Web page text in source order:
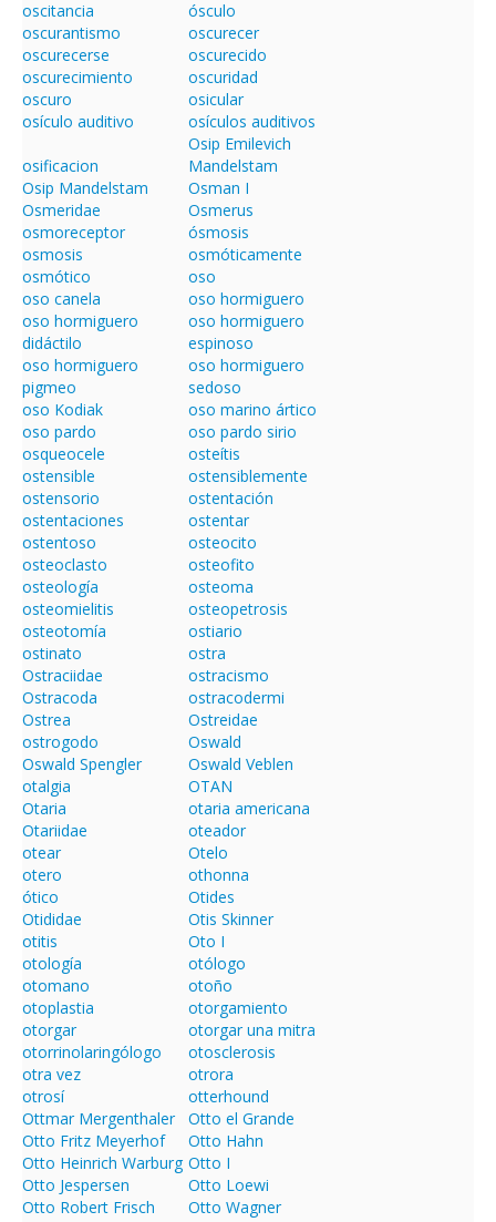
oscitancia
ósculo
oscurantismo
oscurecer
oscurecerse
oscurecido
oscurecimiento
oscuridad
oscuro
osicular
osículo auditivo
osículos auditivos
osificacion
Osip Emilevich
Mandelstam
Osip Mandelstam
Osman I
Osmeridae
Osmerus
osmoreceptor
ósmosis
osmosis
osmóticamente
osmótico
oso
oso canela
oso hormiguero
oso hormiguero
didáctilo
oso hormiguero
espinoso
oso hormiguero
pigmeo
oso hormiguero
sedoso
oso Kodiak
oso marino ártico
oso pardo
oso pardo sirio
osqueocele
osteítis
ostensible
ostensiblemente
ostensorio
ostentación
ostentaciones
ostentar
ostentoso
osteocito
osteoclasto
osteofito
osteología
osteoma
osteomielitis
osteopetrosis
osteotomía
ostiario
ostinato
ostra
Ostraciidae
ostracismo
Ostracoda
ostracodermi
Ostrea
Ostreidae
ostrogodo
Oswald
Oswald Spengler
Oswald Veblen
otalgia
OTAN
Otaria
otaria americana
Otariidae
oteador
otear
Otelo
otero
othonna
ótico
Otides
Otididae
Otis Skinner
otitis
Oto I
otología
otólogo
otomano
otoño
otoplastia
otorgamiento
otorgar
otorgar una mitra
otorrinolaringólogo
otosclerosis
otra vez
otrora
otrosí
otterhound
Ottmar Mergenthaler
Otto el Grande
Otto Fritz Meyerhof
Otto Hahn
Otto Heinrich Warburg Otto I
Otto Jespersen
Otto Loewi
Otto Robert Frisch
Otto Wagner